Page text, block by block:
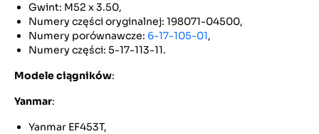
Gwint: M52 x 3.50,
Numery części oryginalnej: 198071-04500,
Numery porównawcze: 6-17-105-01,
Numery części: 5-17-113-11.
Modele ciągników:
Yanmar:
Yanmar EF453T,